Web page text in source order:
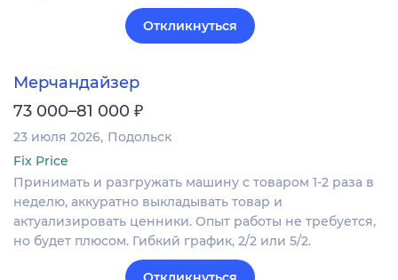
Откликнуться
Мерчандайзер
73 000–81 000 ₽
23 июля 2026 Подольск
Fix Price
Принимать и разгружать машину с товаром 1-2 раза в
неделю, аккуратно выкладывать товар и
актуализировать ценники. Опыт работы не требуется,
но будет плюсом. Гибкий график, 2/2 или 5/2.